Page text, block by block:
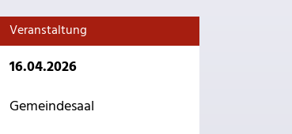
Veranstaltung
16.04.2026
Gemeindesaal